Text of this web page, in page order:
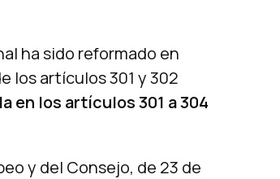
ha sido reformado en
los artículos 301 y 302
en los artículos 301 a 304
y del Consejo, de 23 de